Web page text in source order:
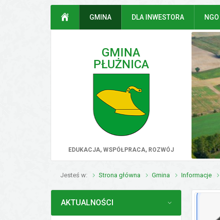
Przejdź do głównego
menu
Przejdź do treści
Przejdź do wyszukiwarki
Przejdź do mapy serwisu
STRONA GŁÓWNA
GMINA DLA INWESTORA NGO
GMINA
PŁUŻNICA
EDUKACJA, WSPÓŁPRACA, ROZWÓJ
Jesteś w Strona główna Gmina Informacje
MENU
AKTUALNOŚCIPROGRAM WSPIERANIA